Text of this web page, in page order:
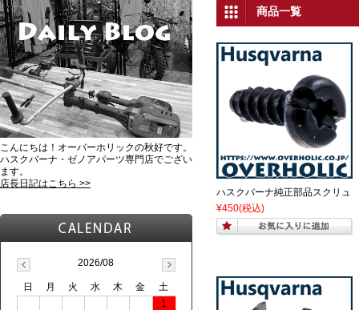
商品一覧
ハスクバーナ純正部品スクリュ
¥450(税込)
こんにちは！オーバーホリックの秋好です。
ハスクバーナ・ゼノアパーツ専門店でござい
ます。
店長日記はこちら >>
2026/08
日 月 火 水 木 金
土
1